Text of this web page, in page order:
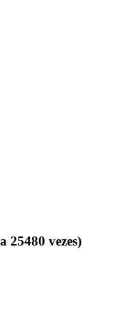
vezes)